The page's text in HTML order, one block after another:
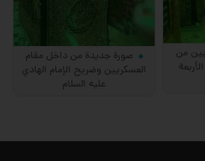
صورة جديدة من داخل مقام
العسكريين وضريح الإمام الهادي
عليه السلام
من